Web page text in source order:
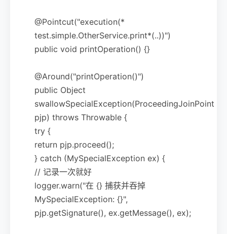
@Pointcut("execution(*
test.simple.OtherService.print*(..))")
public void printOperation() {}
@Around("printOperation()")
public Object
swallowSpecialException(ProceedingJoinPoint
pjp) throws Throwable {
try {
return pjp.proceed();
} catch (MySpecialException ex) {
// 记录一次就好
logger.warn("在 {} 捕获并吞掉
MySpecialException: {}",
pjp.getSignature(), ex.getMessage(), ex);